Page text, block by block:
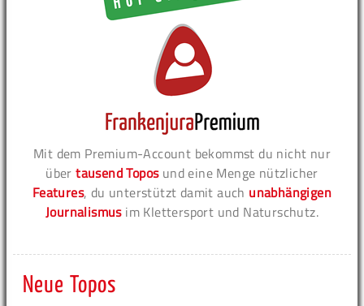
Mit dem Premium-Account bekommst du nicht nur
übertausend Toposund eine Menge nützlicher
Features, du unterstützt damit auch unabhängigen
Journalismusim Klettersport und Naturschutz.
Neue Topos